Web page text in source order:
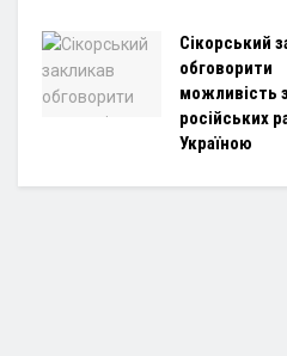
Сікорський
обговорити
можливість
російських
Україною